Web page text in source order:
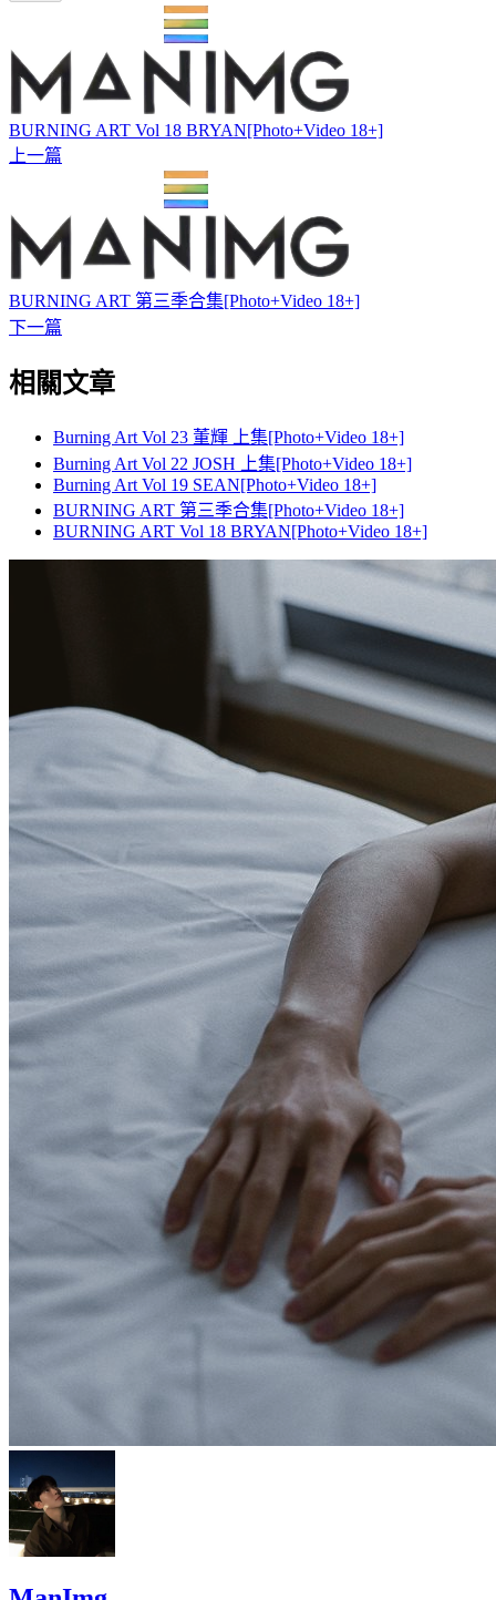
BURNING ART Vol 18 BRYAN[Photo+Video 18+]
上一篇
BURNING ART 第三季合集[Photo+Video 18+]
下一篇
相關文章
Burning Art Vol 23 董輝 上集[Photo+Video 18+]
Burning Art Vol 22 JOSH 上集[Photo+Video 18+]
Burning Art Vol 19 SEAN[Photo+Video 18+]
BURNING ART 第三季合集[Photo+Video 18+]
BURNING ART Vol 18 BRYAN[Photo+Video 18+]